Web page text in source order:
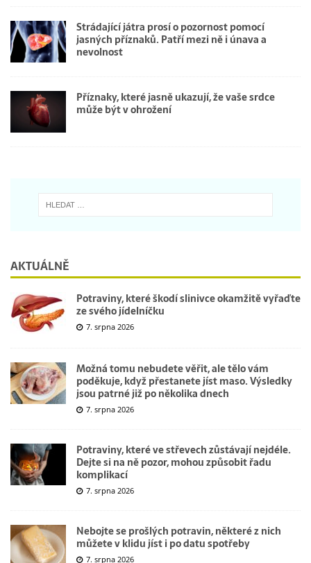
Strádající játra prosí o pozornost pomocí
jasných příznaků. Patří mezi ně i únava a
nevolnost
Příznaky, které jasně ukazují, že vaše srdce
může být v ohrožení
AKTUÁLNĚ
Potraviny, které škodí slinivce okamžitě vyřaďte
ze svého jídelníčku
7. srpna 2026
Možná tomu nebudete věřit, ale tělo vám
poděkuje, když přestanete jíst maso. Výsledky
jsou patrné již po několika dnech
7. srpna 2026
Potraviny, které ve střevech zůstávají nejdéle.
Dejte si na ně pozor, mohou způsobit řadu
komplikací
7. srpna 2026
Nebojte se prošlých potravin, některé z nich
můžete v klidu jíst i po datu spotřeby
7. srpna 2026